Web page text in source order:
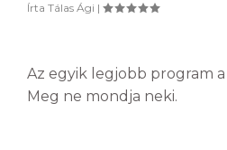
Írta Tálas Ági |
Az egyik legjobb program
Meg ne mondja neki.